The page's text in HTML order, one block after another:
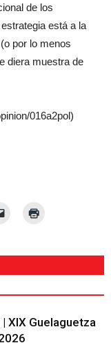
de los
está a la
por lo menos
diera muestra de
016a2pol)
XIX Guelaguetza